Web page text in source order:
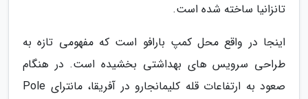
تانزانیا ساخته شده است.
اینجا در واقع محل کمپ بارافو است که مفهومی تازه به
طراحی سرویس های بهداشتی بخشیده است. در هنگام
صعود به ارتفاعات قله کلیمانجارو در آفریقا، مانترای Pole